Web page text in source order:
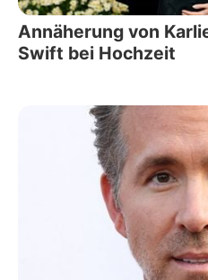
Annäherung von
Swift bei Hochzeit